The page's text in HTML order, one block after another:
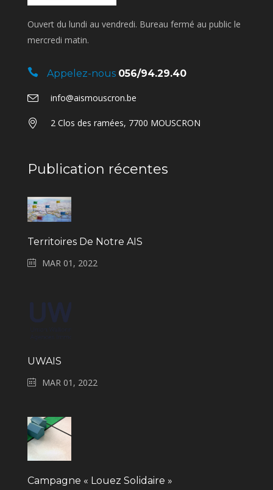
Ouvert du lundi au vendredi. Bureau fermé au public le
mercredi matin.
Appelez-nous 056/94.29.40
info@aismouscron.be
2 Clos des ramées, 7700 MOUSCRON
Publication récentes
Territoires De Notre AIS
MAR 01, 2022
UWAIS
MAR 01, 2022
Campagne « Louez Solidaire »